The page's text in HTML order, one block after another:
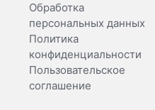
Обработка
персональных данных
Политика
конфиденциальности
Пользовательское
соглашение